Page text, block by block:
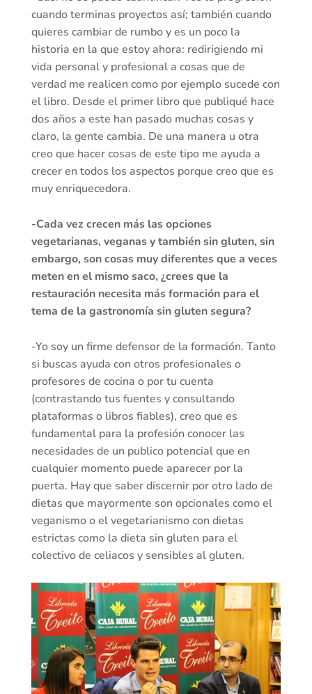
cuando terminas proyectos así; también cuando
quieres cambiar de rumbo y es un poco la
historia en la que estoy ahora: redirigiendo mi
vida personal y profesional a cosas que de
verdad me realicen como por ejemplo sucede con
el libro. Desde el primer libro que publiqué hace
dos años a este han pasado muchas cosas y
claro, la gente cambia. De una manera u otra
creo que hacer cosas de este tipo me ayuda a
crecer en todos los aspectos porque creo que es
muy enriquecedora.
-Cada vez crecen más las opciones
vegetarianas, veganas y también sin gluten, sin
embargo, son cosas muy diferentes que a veces
meten en el mismo saco, ¿crees que la
restauración necesita más formación para el
tema de la gastronomía sin gluten segura?
-Yo soy un firme defensor de la formación. Tanto
si buscas ayuda con otros profesionales o
profesores de cocina o por tu cuenta
(contrastando tus fuentes y consultando
plataformas o libros fiables), creo que es
fundamental para la profesión conocer las
necesidades de un publico potencial que en
cualquier momento puede aparecer por la
puerta. Hay que saber discernir por otro lado de
dietas que mayormente son opcionales como el
veganismo o el vegetarianismo con dietas
estrictas como la dieta sin gluten para el
colectivo de celiacos y sensibles al gluten.